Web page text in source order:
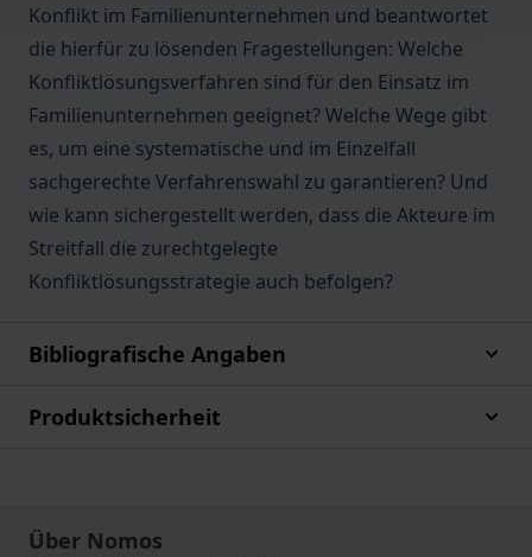
Konflikt im Familienunternehmen und beantwortet
die hierfür zu lösenden Fragestellungen: Welche
Konfliktlösungsverfahren sind für den Einsatz im
Familienunternehmen geeignet? Welche Wege gibt
es, um eine systematische und im Einzelfall
sachgerechte Verfahrenswahl zu garantieren? Und
wie kann sichergestellt werden, dass die Akteure im
Streitfall die zurechtgelegte
Konfliktlösungsstrategie auch befolgen?
Bibliografische Angaben
Produktsicherheit
Über Nomos